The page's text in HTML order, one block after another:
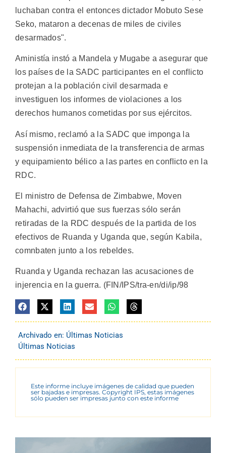
luchaban contra el entonces dictador Mobuto Sese
Seko, mataron a decenas de miles de civiles
desarmados".
Aministía instó a Mandela y Mugabe a asegurar que
los países de la SADC participantes en el conflicto
protejan a la población civil desarmada e
investiguen los informes de violaciones a los
derechos humanos cometidas por sus ejércitos.
Así mismo, reclamó a la SADC que imponga la
suspensión inmediata de la transferencia de armas
y equipamiento bélico a las partes en conflicto en la
RDC.
El ministro de Defensa de Zimbabwe, Moven
Mahachi, advirtió que sus fuerzas sólo serán
retiradas de la RDC después de la partida de los
efectivos de Ruanda y Uganda que, según Kabila,
comnbaten junto a los rebeldes.
Ruanda y Uganda rechazan las acusaciones de
injerencia en la guerra. (FIN/IPS/tra-en/di/ip/98
Archivado en: Últimas Noticias
Últimas Noticias
Este informe incluye imágenes de calidad que pueden
ser bajadas e impresas. Copyright IPS, estas imágenes
sólo pueden ser impresas junto con este informe